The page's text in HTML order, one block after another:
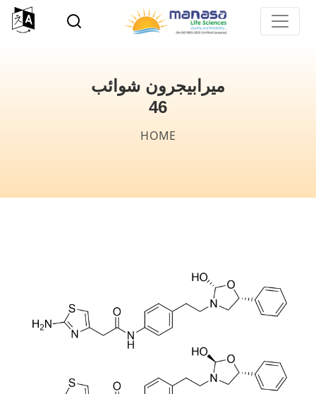
ميرابيجرون شوائب
46
Breadcrumb
HOME